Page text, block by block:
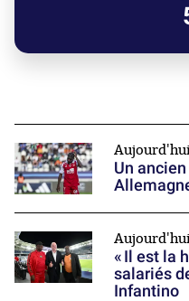
Aujourd'hui
Un
Aujourd'hui
« Il est la
salariés
Infantino